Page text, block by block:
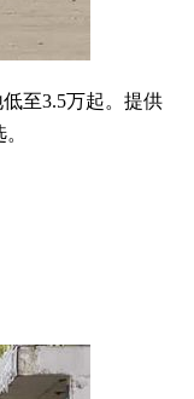
至3.5万起。提供